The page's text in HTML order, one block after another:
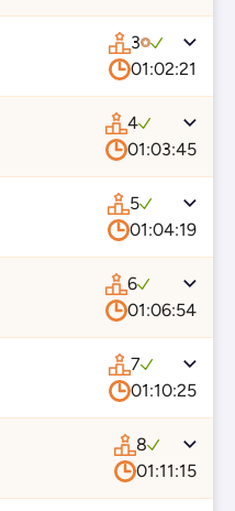
3
01:02:21
4
01:03:45
5
01:04:19
6
01:06:54
7
01:10:25
8
01:11:15